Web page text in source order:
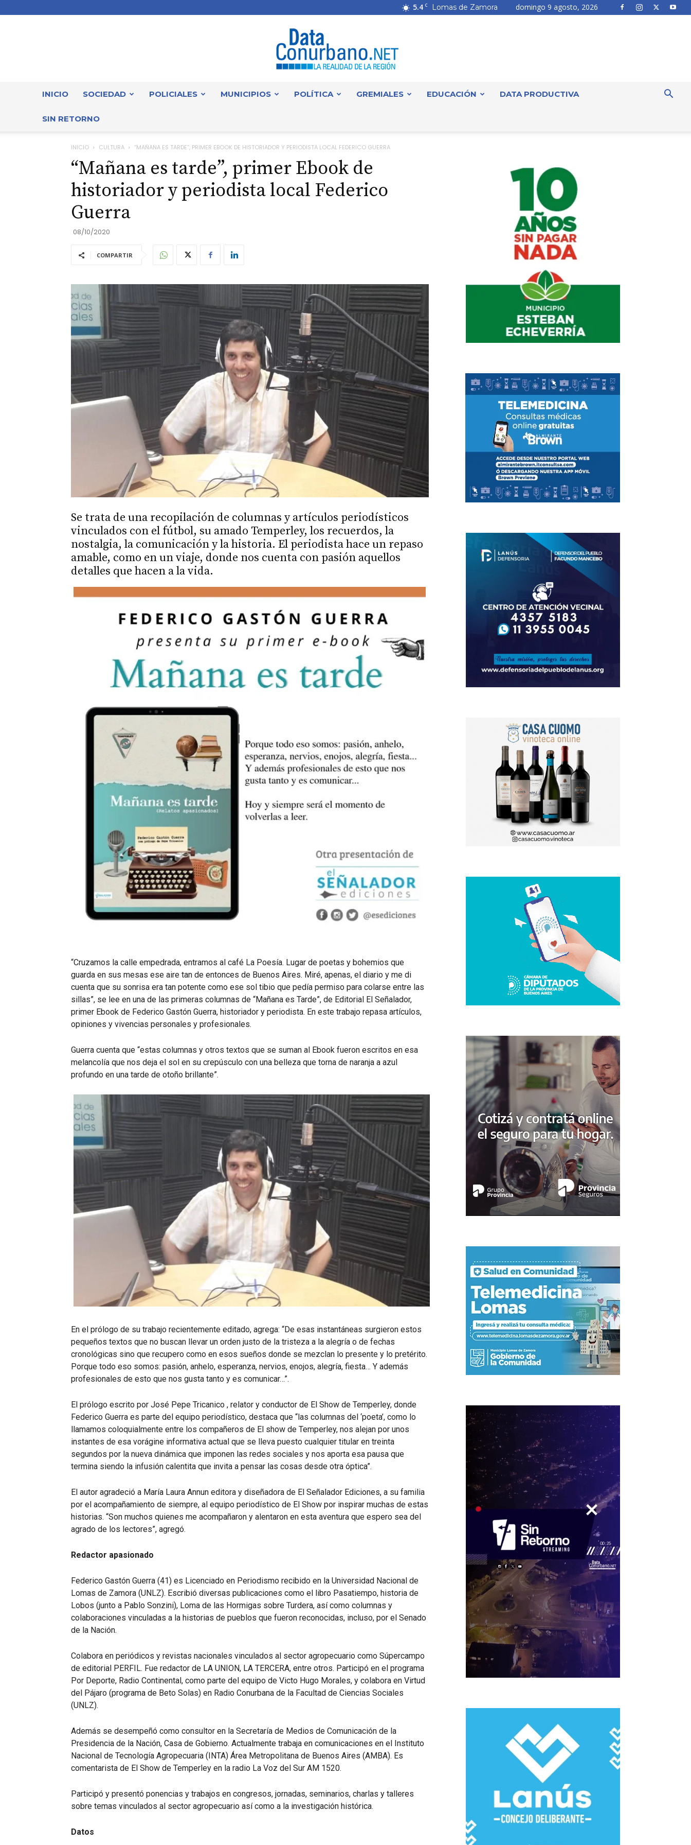
5.4 C Lomas de Zamora domingo 9 agosto, 2026
INICIO SOCIEDAD POLICIALES MUNICIPIOS POLÍTICA GREMIALES EDUCACIÓN DATA PRODUCTIVA
SIN RETORNO
INICIO CULTURA “MAÑANA ES TARDE”, PRIMER EBOOK DE HISTORIADOR Y PERIODISTA LOCAL FEDERICO GUERRA
“Mañana es tarde”, primer Ebook de
historiador y periodista local Federico
Guerra
08/10/2020
COMPARTIR
Se trata de una recopilación de columnas y artículos periodísticos
vinculados con el fútbol, su amado Temperley, los recuerdos, la
nostalgia, la comunicación y la historia. El periodista hace un repaso
amable, como en un viaje, donde nos cuenta con pasión aquellos
detalles que hacen a la vida.
“Cruzamos la calle empedrada, entramos al café La Poesía. Lugar de poetas y bohemios que
guarda en sus mesas ese aire tan de entonces de Buenos Aires. Miré, apenas, el diario y me di
cuenta que su sonrisa era tan potente como ese sol tibio que pedía permiso para colarse entre las
sillas”, se lee en una de las primeras columnas de “Mañana es Tarde”, de Editorial El Señalador,
primer Ebook de Federico Gastón Guerra, historiador y periodista. En este trabajo repasa artículos,
opiniones y vivencias personales y profesionales.
Guerra cuenta que “estas columnas y otros textos que se suman al Ebook fueron escritos en esa
melancolía que nos deja el sol en su crepúsculo con una belleza que torna de naranja a azul
profundo en una tarde de otoño brillante”.
En el prólogo de su trabajo recientemente editado, agrega: “De esas instantáneas surgieron estos
pequeños textos que no buscan llevar un orden justo de la tristeza a la alegría o de fechas
cronológicas sino que recupero como en esos sueños donde se mezclan lo presente y lo pretérito.
Porque todo eso somos: pasión, anhelo, esperanza, nervios, enojos, alegría, fiesta… Y además
profesionales de esto que nos gusta tanto y es comunicar…”.
El prólogo escrito por José Pepe Tricanico , relator y conductor de El Show de Temperley, donde
Federico Guerra es parte del equipo periodístico, destaca que “las columnas del ‘poeta’, como lo
llamamos coloquialmente entre los compañeros de El show de Temperley, nos alejan por unos
instantes de esa vorágine informativa actual que se lleva puesto cualquier titular en treinta
segundos por la nueva dinámica que imponen las redes sociales y nos aporta esa pausa que
termina siendo la infusión calentita que invita a pensar las cosas desde otra óptica”.
El autor agradeció a María Laura Annun editora y diseñadora de El Señalador Ediciones, a su familia
por el acompañamiento de siempre, al equipo periodístico de El Show por inspirar muchas de estas
historias. “Son muchos quienes me acompañaron y alentaron en esta aventura que espero sea del
agrado de los lectores”, agregó.
Redactor apasionado
Federico Gastón Guerra (41) es Licenciado en Periodismo recibido en la Universidad Nacional de
Lomas de Zamora (UNLZ). Escribió diversas publicaciones como el libro Pasatiempo, historia de
Lobos (junto a Pablo Sonzini), Loma de las Hormigas sobre Turdera, así como columnas y
colaboraciones vinculadas a la historias de pueblos que fueron reconocidas, incluso, por el Senado
de la Nación.
Colabora en periódicos y revistas nacionales vinculados al sector agropecuario como Súpercampo
de editorial PERFIL. Fue redactor de LA UNION, LA TERCERA, entre otros. Participó en el programa
Por Deporte, Radio Continental, como parte del equipo de Victo Hugo Morales, y colabora en Virtud
del Pájaro (programa de Beto Solas) en Radio Conurbana de la Facultad de Ciencias Sociales
(UNLZ).
Además se desempeñó como consultor en la Secretaría de Medios de Comunicación de la
Presidencia de la Nación, Casa de Gobierno. Actualmente trabaja en comunicaciones en el Instituto
Nacional de Tecnología Agropecuaria (INTA) Área Metropolitana de Buenos Aires (AMBA). Es
comentarista de El Show de Temperley en la radio La Voz del Sur AM 1520.
Participó y presentó ponencias y trabajos en congresos, jornadas, seminarios, charlas y talleres
sobre temas vinculados al sector agropecuario así como a la investigación histórica.
Datos